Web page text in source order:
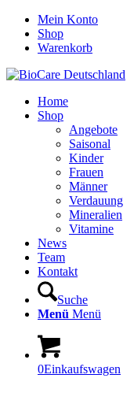
Mein Konto
Shop
Warenkorb
Home
Shop
Angebote
Saisonal
Kinder
Frauen
Männer
Verdauung
Mineralien
Vitamine
News
Team
Kontakt
Suche
Menü Menü
0Einkaufswagen